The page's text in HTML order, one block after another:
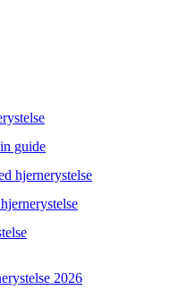
guide
hjernerystelse
2026